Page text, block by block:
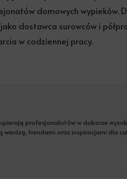
domowych wypieków.
dostawca surowców i
w codziennej pracy.
profesjonalistów w doborze
wiedzą, trendami oraz inspiracjami dla